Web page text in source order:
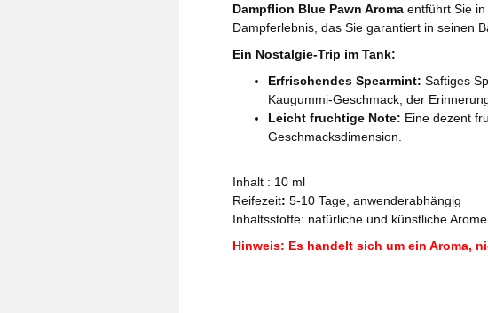
Dampflion Blue Pawn Aroma entführt Sie
Dampferlebnis, das Sie garantiert in seinen
Ein Nostalgie-Trip im Tank:
Erfrischendes Spearmint: Saftiges
Kaugummi-Geschmack, der
Leicht fruchtige Note: Eine dezent
Geschmacksdimension.
Inhalt : 10 ml
Reifezeit: 5-10 Tage, anwenderabhängig
Inhaltsstoffe: natürliche und künstliche
Hinweis: Es handelt sich um ein Aroma,